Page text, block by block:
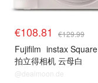
€108.81 €129.99
Fujifilm instax
拍立得相机 云母白
@dealmoon.de